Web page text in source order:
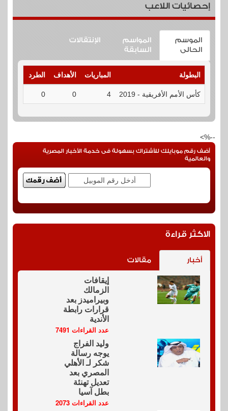
إحصائيات اللاعب
الموسم
الحالى
المواسم
السابقة
الإنتقالات
البطولة المباريات الأهداف الطرد
كأس الأمم الأفريقية - 2019 4
0
0
--%>
أضف رقم موبايلك للأشتراك بسهولة فى خدمة الأخبار المصرية
والعالمية
الاكثر قراءة
أخبار مقالات
إيقافات
الزمالك
وبيراميدز بعد
قرارات رابطة
الأندية
عدد القراءات 7491
وليد الفراج
يوجه رسالة
شكر لـ الأهلي
المصري بعد
تعديل تهنئة
بطل آسيا
عدد القراءات 2073